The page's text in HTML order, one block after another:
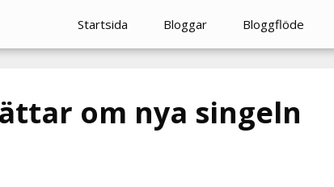
Startsida Bloggar Bloggflöde
om nya singeln